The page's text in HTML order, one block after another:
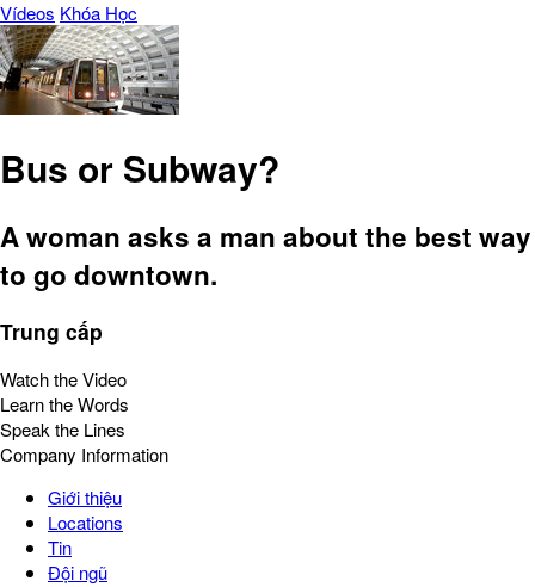
Vídeos Khóa Học
Bus or Subway?
A woman asks a man about the best way
to go downtown.
Trung cấp
Watch the Video
Learn the Words
Speak the Lines
Company Information
Giới thiệu
Locations
Tin
Đội ngũ